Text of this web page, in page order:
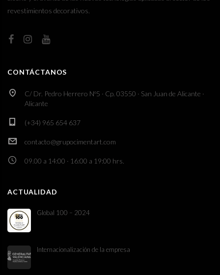
revestimientos decorativos.
CONTÁCTANOS
C/ Dr. Pedro Herrero Nº5 · Cp. 03550 · San Juan de Alicante ·
Alicante
(+34) 965 654 637
contacto@grupocimentart.com
09.00 a 14:00 · 16:00 a 19:00 hrs.
ACTUALIDAD
Global 100 – 2024
Internacionalización de la empresa